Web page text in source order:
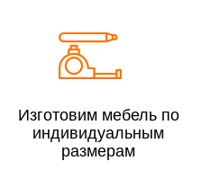
время:
Изготовим мебель по
индивидуальным
размерам